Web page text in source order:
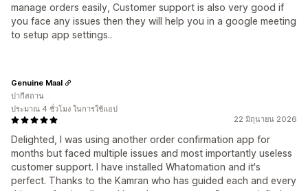
manage orders easily, Customer support is also very good if
you face any issues then they will help you in a google meeting
to setup app settings..
22 มิถุนายน 2026
Delighted, I was using another order confirmation app for
months but faced multiple issues and most importantly useless
customer support. I have installed Whatomation and it's
perfect. Thanks to the Kamran who has guided each and every
Genuine Maal
ปากีสถาน
ประมาณ 4 ชั่วโมง ในการใช้แอป